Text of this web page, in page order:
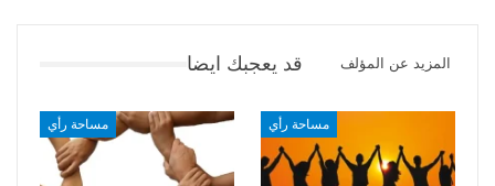
قد يعجبك ايضا المزيد عن المؤلف
مساحة رأي مساحة رأي